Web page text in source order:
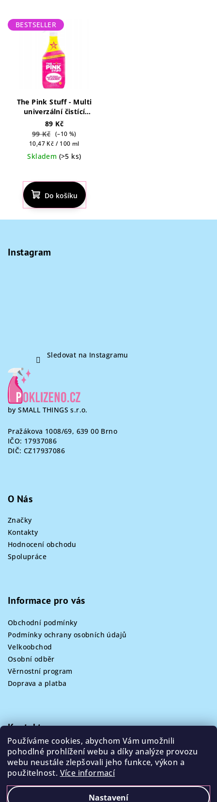
Používáme cookies, abychom Vám umožnili
pohodlné prohlížení webu a díky analýze provozu
webu neustále zlepšovali jeho funkce, výkon a
použitelnost. Více informací
Nastavení
BESTSELLER
The Pink Stuff - Multi
univerzální čistící
prostředek 850ml
89 Kč
99 Kč (–10 %)
Měrná
cena:
10,47 Kč / 100 ml
Skladem (>5 ks)
hodnocení
produktu
je
4,4
z
Do košíku
Instagram
Sledovat na Instagramu
by SMALL THINGS s.r.o.
Pražákova 1008/69, 639 00 Brno
IČO: 17937086
DIČ: CZ17937086
O Nás
Značky
Kontakty
Hodnocení obchodu
Spolupráce
Informace pro vás
Obchodní podmínky
Podmínky ochrany osobních údajů
Velkoobchod
Osobní odběr
Věrnostní program
Doprava a platba
Kontakt
info@poklizeno.cz